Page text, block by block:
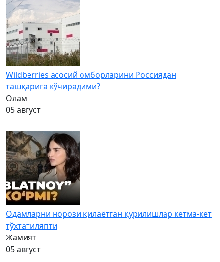
Wildberries асосий омборларини Россиядан
ташқарига кўчирадими?
Олам
05 август
Одамларни норози қилаётган қурилишлар кетма-кет
тўхтатиляпти
Жамият
05 август